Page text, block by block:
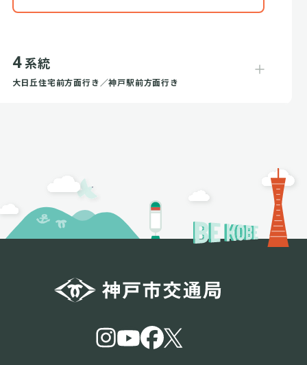
4 系統
大日丘住宅前方面行き／神戸駅前方面行き